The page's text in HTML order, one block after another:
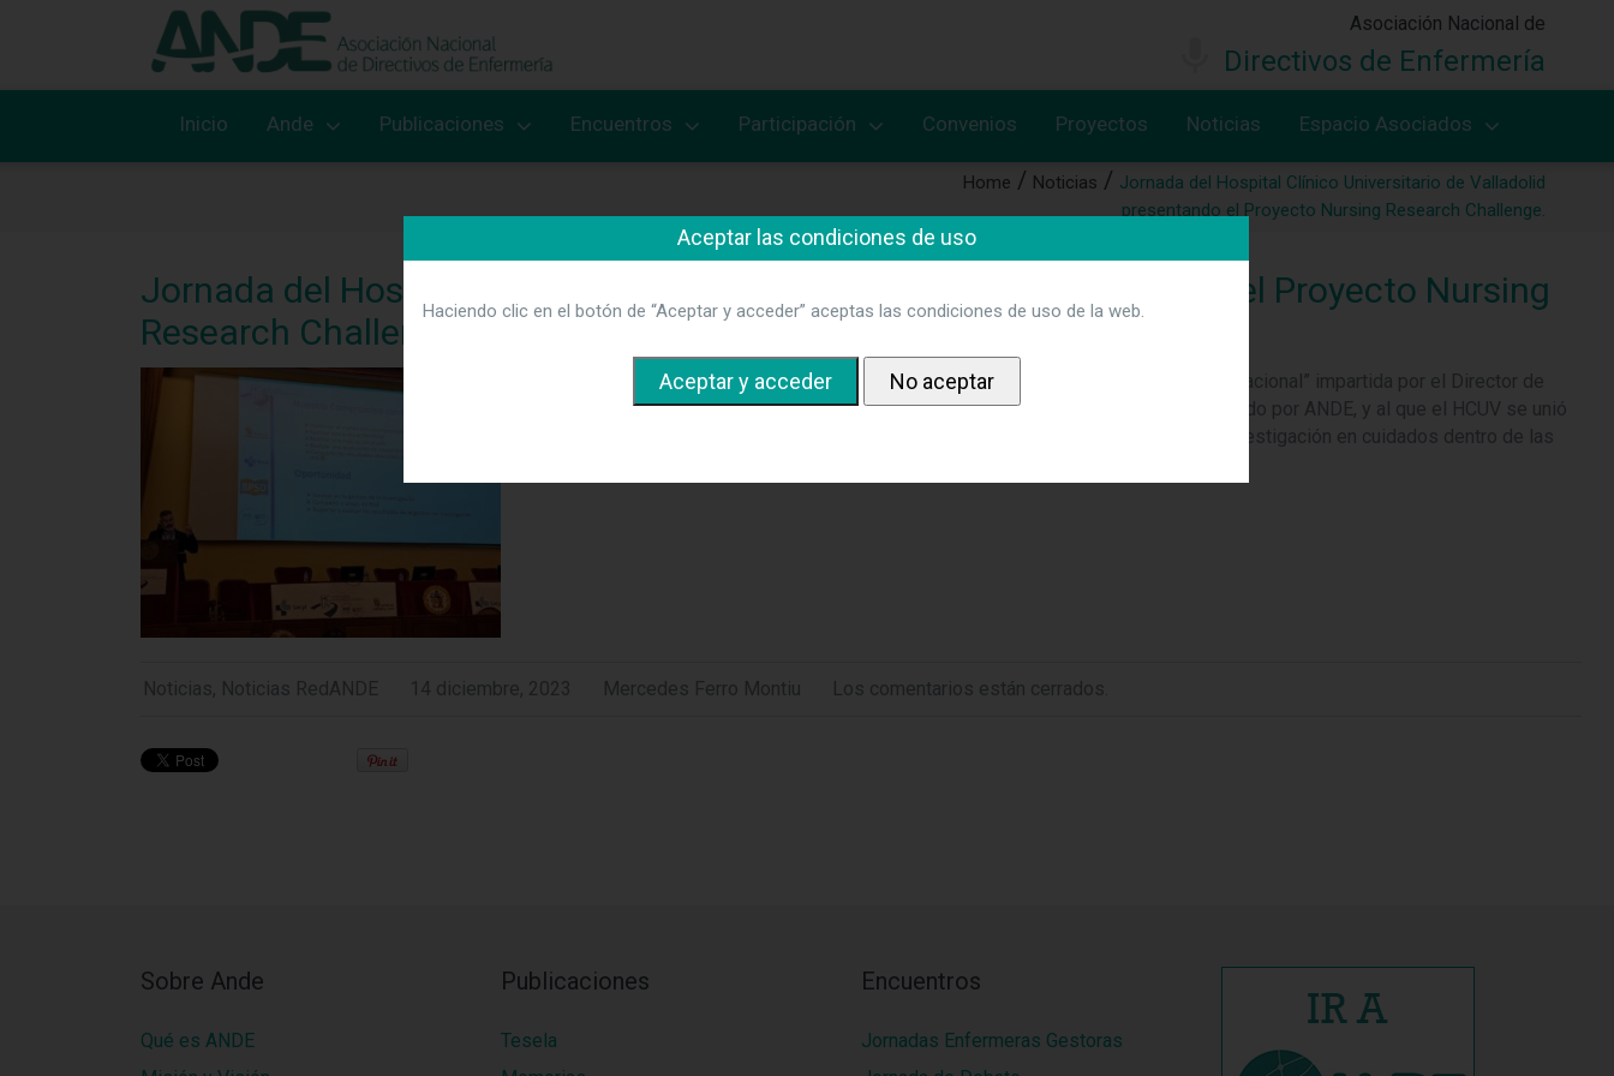
Asociación Nacional de
Directivos de Enfermería
Inicio Ande Publicaciones Encuentros Participación Convenios Proyectos Noticias Espacio Asociados
Home Noticias
Jornada del Hospital Clínico Universitario de Valladolid
presentando el Proyecto Nursing Research Challenge.
Jornada del Hospital Clínico Universitario de Valladolid presentando el Proyecto Nursing
Research Challenge.
Con la conferencia inaugural titulada “La gestión de la investigación como reto organizacional” impartida por el Director de
Enfermería se expuso la filosofíadel Proyecto Nursing Research Challenge
, liderado por ANDE, y al que el HCUV se unió
Se trata de un proyecto ambicioso encaminado a fomentar e incentivar la investigación en cuidados dentro de las
Noticias, Noticias RedANDE 14 diciembre, 2023 Mercedes Ferro Montiu Los comentarios están cerrados.
Sobre Ande
Qué es ANDE
Publicaciones
Tesela
Encuentros
Jornadas Enfermeras Gestoras
Aceptar las condiciones de uso
Haciendo clic en el botón de “Aceptar y acceder” aceptas las condiciones de uso de la web.